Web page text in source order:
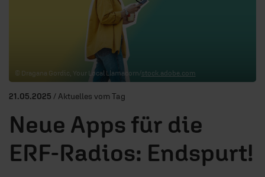
© Dragana Gordic, Your Local Llamacorn/stock.adobe.com
21.05.2025 / Aktuelles vom Tag
Neue Apps für die
ERF-Radios: Endspurt!